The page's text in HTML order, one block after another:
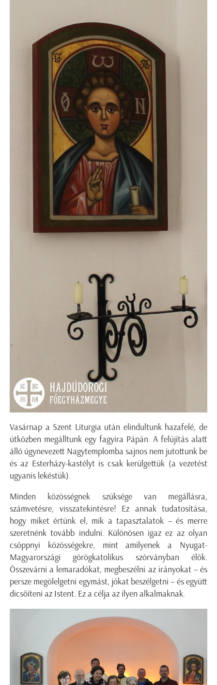
Vasárnap a Szent Liturgia után elindultunk hazafelé, de
útközben megálltunk egy fagyira Pápán. A felújítás alatt
álló úgynevezett Nagytemplomba sajnos nem jutottunk be
és az Esterházy-kastélyt is csak kerülgettük (a vezetést
ugyanis lekéstük).
Minden közösségnek szüksége van megállásra,
számvetésre, visszatekintésre! Ez annak tudatosítása,
hogy miket értünk el, mik a tapasztalatok – és merre
szeretnénk tovább indulni. Különösen igaz ez az olyan
csöppnyi közösségekre, mint amilyenek a Nyugat-
Magyarországi görögkatolikus szórványban élők.
Összevárni a lemaradókat, megbeszélni az irányokat – és
persze megölelgetni egymást, jókat beszélgetni – és együtt
dicsőíteni az Istent. Ez a célja az ilyen alkalmaknak.